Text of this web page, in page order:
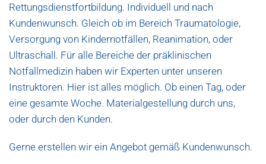
Rettungsdienstfortbildung. Individuell und nach
Kundenwunsch. Gleich ob im Bereich Traumatologie,
Versorgung von Kindernotfällen, Reanimation, oder
Ultraschall. Für alle Bereiche der präklinischen
Notfallmedizin haben wir Experten unter unseren
Instruktoren. Hier ist alles möglich. Ob einen Tag, oder
eine gesamte Woche. Materialgestellung durch uns,
oder durch den Kunden.
Gerne erstellen wir ein Angebot gemäß Kundenwunsch.